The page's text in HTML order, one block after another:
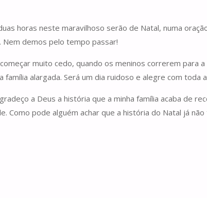
horas neste maravilhoso serão de Natal, numa
demos pelo tempo passar!
muito cedo, quando os meninos correrem para
alargada. Será um dia ruidoso e alegre com toda
a Deus a história que a minha família acaba de
Como pode alguém achar que a história do Natal já